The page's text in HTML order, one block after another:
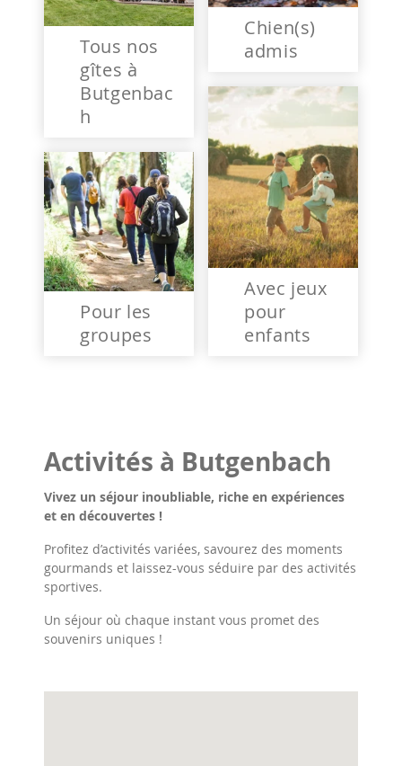
Tous nos
gîtes à
Butgenbac
h
Pour les
groupes
Chien(s)
admis
Avec jeux
pour
enfants
Activités à Butgenbach
Vivez un séjour inoubliable, riche en expériences
et en découvertes !
Profitez d’activités variées, savourez des moments
gourmands et laissez-vous séduire par des activités
sportives.
Un séjour où chaque instant vous promet des
souvenirs uniques !